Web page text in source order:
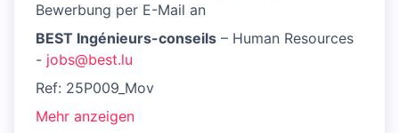
Bewerbung per E-Mail an
BEST Ingénieurs-conseils – Human Resources
- jobs@best.lu
Ref: 25P009_Mov
Mehr anzeigen